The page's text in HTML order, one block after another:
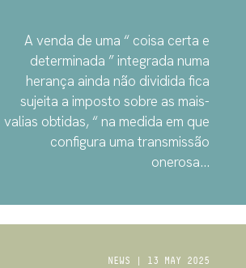
A venda de uma “ coisa certa e
determinada ” integrada numa
herança ainda não dividida fica
sujeita a imposto sobre as mais-
valias obtidas, “ na medida em que
configura uma transmissão
onerosa...
NEWS | 13 MAY 2025